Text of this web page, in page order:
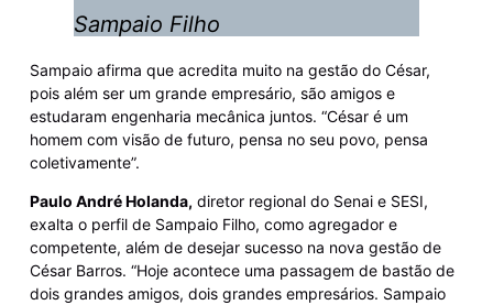
Sampaio Filho
Sampaio afirma que acredita muito na gestão do César,
pois além ser um grande empresário, são amigos e
estudaram engenharia mecânica juntos. “César é um
homem com visão de futuro, pensa no seu povo, pensa
coletivamente”.
Paulo André Holanda, diretor regional do Senai e SESI,
exalta o perfil de Sampaio Filho, como agregador e
competente, além de desejar sucesso na nova gestão de
César Barros. “Hoje acontece uma passagem de bastão de
dois grandes amigos, dois grandes empresários. Sampaio